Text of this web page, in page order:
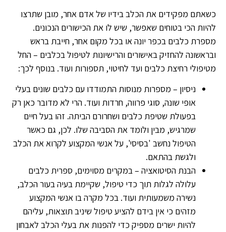
כשאתם מפקידים את הכלב בידיו של אדם אחר, מובן שתרצו
להיות הכי בטוחים שאפשר, שיש לו את הכישורים הנכונים.
מספרת כלבים בכפר יונה או בכל מקום אחר, חייבת בראש
ובראשונה להחזיק באישורים והרישיונות לטיפול בכלבים – החל
מטיפולי רחיצת כלבים ועד לחיטוי, תספורות ועוד. בנוסף לכך:
ניסיון – מספרות מנוסות התמודדו עם כלבים שונים בעלי
אופי שונה, סוגי פרווה, חרדות ועוד. הרי לא מדובר כאן רק
בפעולת שטיפת כלבים ושחרורם הביתה. זהו בעל חיים
שמרגיש, מבין ולומד את הסביבה שלו. לכן, גם כאשר
הטיפול נחשב 'בסיסי', על אנשי המקצוע לקרוא את הכלב
ולגשת בהתאם.
הבנת הסיטואציה – במקרים מסוימים, ספרית כלבים
עלולה לגלות תוך כדי טיפול, שקיימת בעיה בעור הכלב,
נשירה משמעותית ועוד. בכל מקרה בו אנשי המקצוע
מזהים כי אין בידם להציע טיפול שיניב תוצאות, עליהם
להיות ישרים מספיק כדי להפנות את בעלי הכלב לאבחון